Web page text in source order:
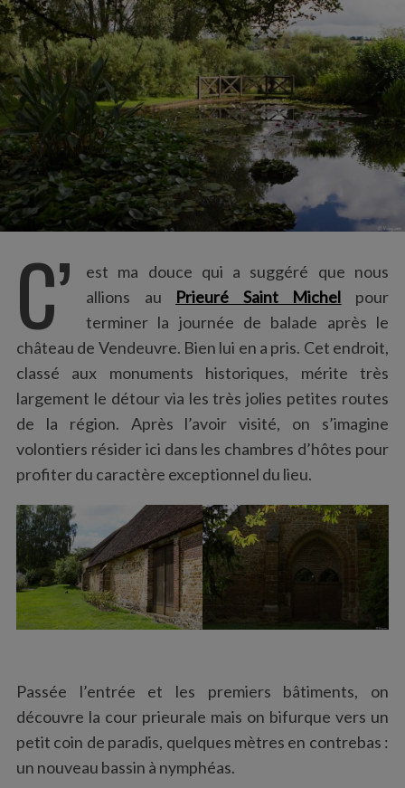
:
C’
est ma douce qui a suggéré que nous
allions au Prieuré Saint Michel pour
terminer la journée de balade après le
château de Vendeuvre. Bien lui en a pris. Cet endroit,
classé aux monuments historiques, mérite très
largement le détour via les très jolies petites routes
de la région. Après l’avoir visité, on s’imagine
volontiers résider ici dans les chambres d’hôtes pour
profiter du caractère exceptionnel du lieu.
Passée l’entrée et les premiers bâtiments, on
découvre la cour prieurale mais on bifurque vers un
petit coin de paradis, quelques mètres en contrebas :
un nouveau bassin à nymphéas.